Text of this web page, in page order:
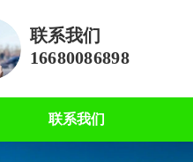
联系我们
16680086898
联系我们